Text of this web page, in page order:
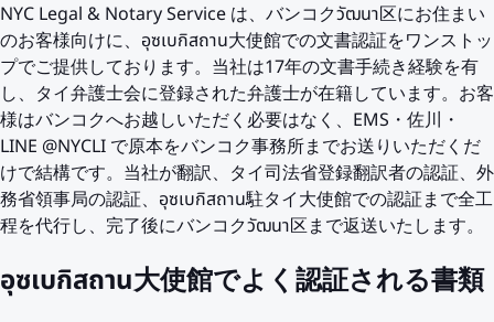
NYC Legal & Notary Service は、バンコクวัฒนา区にお住まい
のお客様向けに、อุซเบกิสถาน大使館での文書認証をワンストッ
プでご提供しております。当社は17年の文書手続き経験を有
し、タイ弁護士会に登録された弁護士が在籍しています。お客
様はバンコクへお越しいただく必要はなく、EMS・佐川・
LINE @NYCLI で原本をバンコク事務所までお送りいただくだ
けで結構です。当社が翻訳、タイ司法省登録翻訳者の認証、外
務省領事局の認証、อุซเบกิสถาน駐タイ大使館での認証まで全工
程を代行し、完了後にバンコクวัฒนา区まで返送いたします。
อุซเบกิสถาน大使館でよく認証される書類